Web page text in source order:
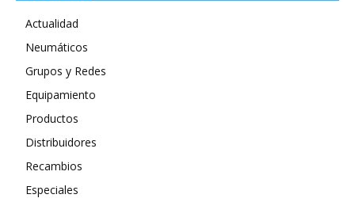
Actualidad
Neumáticos
Grupos y Redes
Equipamiento
Productos
Distribuidores
Recambios
Especiales